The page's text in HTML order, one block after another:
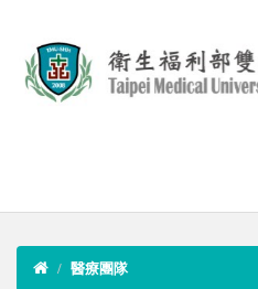
醫療團隊